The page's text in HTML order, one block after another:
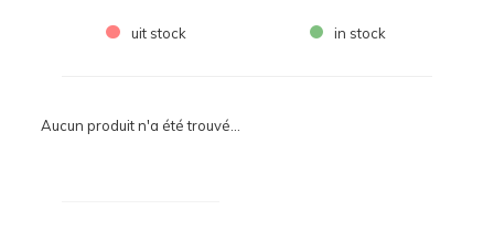
uit stock in stock
Aucun produit n'a été trouvé...